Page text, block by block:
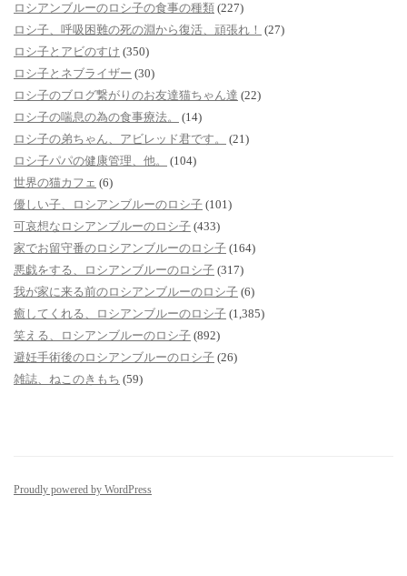
ロシアンブルーのロシ子の食事の種類 (227)
ロシ子、呼吸困難の死の淵から復活、頑張れ！ (27)
ロシ子とアビのすけ (350)
ロシ子とネブライザー (30)
ロシ子のブログ繋がりのお友達猫ちゃん達 (22)
ロシ子の喘息の為の食事療法。
(14)
ロシ子の弟ちゃん、アビレッド君です。
(21)
ロシ子パパの健康管理、他。
(104)
世界の猫カフェ (6)
優しい子、ロシアンブルーのロシ子 (101)
可哀想なロシアンブルーのロシ子 (433)
家でお留守番のロシアンブルーのロシ子 (164)
悪戯をする、ロシアンブルーのロシ子 (317)
我が家に来る前のロシアンブルーのロシ子 (6)
癒してくれる、ロシアンブルーのロシ子 (1,385)
笑える、ロシアンブルーのロシ子 (892)
避妊手術後のロシアンブルーのロシ子 (26)
雑誌、ねこのきもち (59)
Proudly powered by WordPress